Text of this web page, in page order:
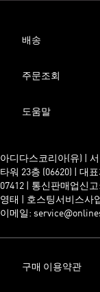
배송
주문조회
도움말
아디다스코리아(유) |
타워 23층 (06620) | 대
07412 | 통신판매업신
영태 | 호스팅서비스사
이메일:
구매 이용약관